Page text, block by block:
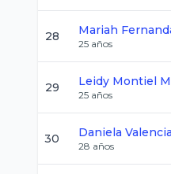
28 Mariah
25 años
29 Leidy Montiel
25 años
30 Daniela
28 años